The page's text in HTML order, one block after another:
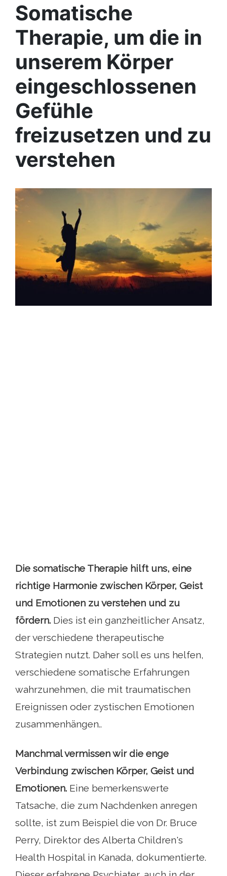
Somatische
Therapie, um die in
unserem Körper
eingeschlossenen
Gefühle
freizusetzen und zu
verstehen
Die somatische Therapie hilft uns, eine
richtige Harmonie zwischen Körper, Geist
und Emotionen zu verstehen und zu
fördern. Dies ist ein ganzheitlicher Ansatz,
der verschiedene therapeutische
Strategien nutzt. Daher soll es uns helfen,
verschiedene somatische Erfahrungen
wahrzunehmen, die mit traumatischen
Ereignissen oder zystischen Emotionen
zusammenhängen..
Manchmal vermissen wir die enge
Verbindung zwischen Körper, Geist und
Emotionen. Eine bemerkenswerte
Tatsache, die zum Nachdenken anregen
sollte, ist zum Beispiel die von Dr. Bruce
Perry, Direktor des Alberta Children's
Health Hospital in Kanada, dokumentierte.